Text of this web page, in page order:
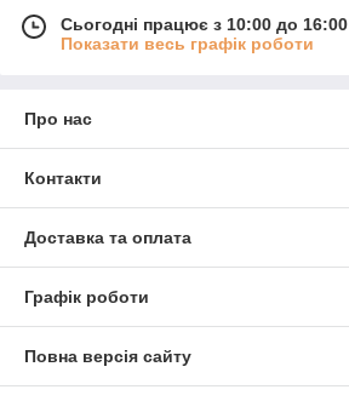
Сьогодні працює з 10:00 до 16:00
Показати весь графік роботи
Про нас
Контакти
Доставка та оплата
Графік роботи
Повна версія сайту